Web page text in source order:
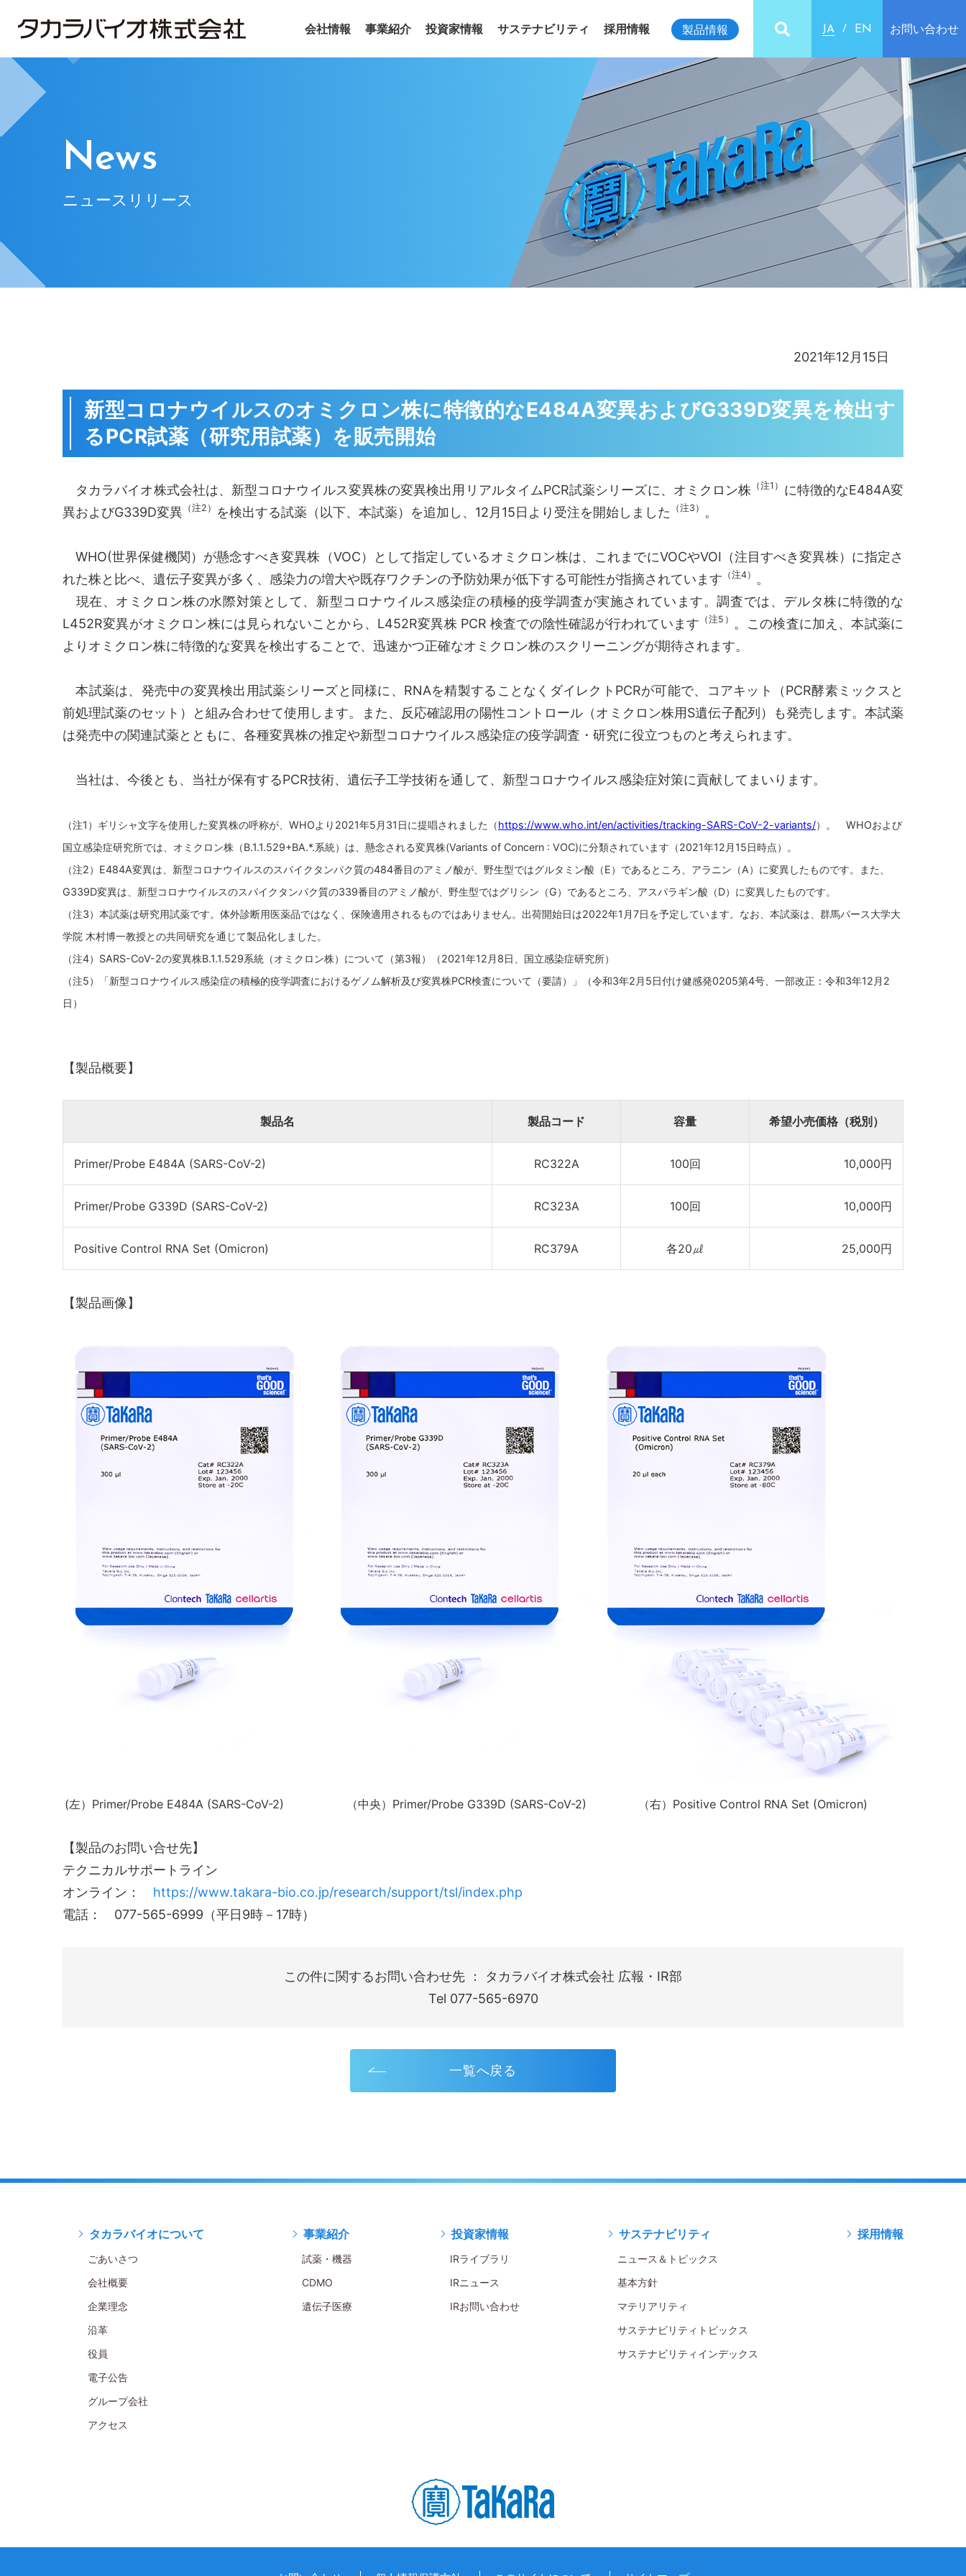
News
ニュースリリース
2021年12月15日
新型コロナウイルスのオミクロン株に特徴的なE484A変異およびG339D変異を検出す
るPCR試薬（研究用試薬）を販売開始
タカラバイオ株式会社は、新型コロナウイルス変異株の変異検出用リアルタイムPCR試薬シリーズに、オミクロン株 （注1） に特徴的なE484A変
異およびG339D変異 （注2） を検出する試薬（以下、本試薬）を追加し、12月15日より受注を開始しました （注3） 。
WHO(世界保健機関）が懸念すべき変異株（VOC）として指定しているオミクロン株は、これまでにVOCやVOI（注目すべき変異株）に指定さ
れた株と比べ、遺伝子変異が多く、感染力の増大や既存ワクチンの予防効果が低下する可能性が指摘されています （注4）
。
現在、オミクロン株の水際対策として、新型コロナウイルス感染症の積極的疫学調査が実施されています。調査では、デルタ株に特徴的な
L452R変異がオミクロン株には見られないことから、L452R変異株 PCR 検査での陰性確認が行われています （注5）
。この検査に加え、本試薬に
よりオミクロン株に特徴的な変異を検出することで、迅速かつ正確なオミクロン株のスクリーニングが期待されます。
本試薬は、発売中の変異検出用試薬シリーズと同様に、RNAを精製することなくダイレクトPCRが可能で、コアキット（PCR酵素ミックスと
前処理試薬のセット）と組み合わせて使用します。また、反応確認用の陽性コントロール（オミクロン株用S遺伝子配列）も発売します。本試薬
は発売中の関連試薬とともに、各種変異株の推定や新型コロナウイルス感染症の疫学調査・研究に役立つものと考えられます。
当社は、今後とも、当社が保有するPCR技術、遺伝子工学技術を通して、新型コロナウイルス感染症対策に貢献してまいります。
（注1）ギリシャ文字を使用した変異株の呼称が、WHOより2021年5月31日に提唱されました（https://www.who.int/en/activities/tracking-SARS-CoV-2-variants/）。 WHOおよび
国立感染症研究所では、オミクロン株（B.1.1.529+BA.*.系統）は、懸念される変異株(Variants of Concern : VOC)に分類されています（2021年12月15日時点）。
（注2）E484A変異は、新型コロナウイルスのスパイクタンパク質の484番目のアミノ酸が、野生型ではグルタミン酸（E）であるところ、アラニン（A）に変異したものです。また、
G339D変異は、新型コロナウイルスのスパイクタンパク質の339番目のアミノ酸が、野生型ではグリシン（G）であるところ、アスパラギン酸（D）に変異したものです。
（注3）本試薬は研究用試薬です。体外診断用医薬品ではなく、保険適用されるものではありません。出荷開始日は2022年1月7日を予定しています。なお、本試薬は、群馬パース大学大
学院 木村博一教授との共同研究を通じて製品化しました。
（注4）SARS-CoV-2の変異株B.1.1.529系統（オミクロン株）について（第3報）（2021年12月8日、国立感染症研究所）
（注5）「新型コロナウイルス感染症の積極的疫学調査におけるゲノム解析及び変異株PCR検査について（要請）」（令和3年2月5日付け健感発0205第4号、一部改正：令和3年12月2
日）
【製品概要】
製品名 製品コード 容量 希望小売価格（税別）
Primer/Probe E484A (SARS-CoV-2) RC322A 100回 10,000円
Primer/Probe G339D (SARS-CoV-2) RC323A 100回 10,000円
Positive Control RNA Set (Omicron) RC379A 各20㎕ 25,000円
【製品画像】
(左）Primer/Probe E484A (SARS-CoV-2) （中央）Primer/Probe G339D (SARS-CoV-2) （右）Positive Control RNA Set (Omicron)
【製品のお問い合せ先】
テクニカルサポートライン
オンライン： https://www.takara-bio.co.jp/research/support/tsl/index.php
電話： 077-565-6999（平日9時－17時）
この件に関するお問い合わせ先 ： タカラバイオ株式会社 広報・IR部
Tel 077-565-6970
一覧へ戻る
タカラバイオについて
ごあいさつ
会社概要
企業理念
沿革
役員
電子公告
グループ会社
アクセス
事業紹介
試薬・機器
CDMO
遺伝子医療
投資家情報
IRライブラリ
IRニュース
IRお問い合わせ
サステナビリティ
ニュース＆トピックス
基本方針
マテリアリティ
サステナビリティトピックス
サステナビリティインデックス
採用情報
製品情報 JA EN お問い合わせ
ごあいさつ グループ会社
会社情報
試薬・機器
事業紹介
IRライブラリ
投資家情報
ニュース＆トピックス サステナビリティインデックス
サステナビリティ 採用情報